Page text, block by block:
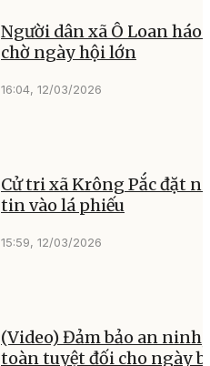
Người dân xã Ô Loan háo
chờ ngày hội lớn
16:04, 12/03/2026
Cử tri xã Krông Pắc đặt
tin vào lá phiếu
15:59, 12/03/2026
(Video) Đảm bảo an ninh,
toàn tuyệt đối cho ngày